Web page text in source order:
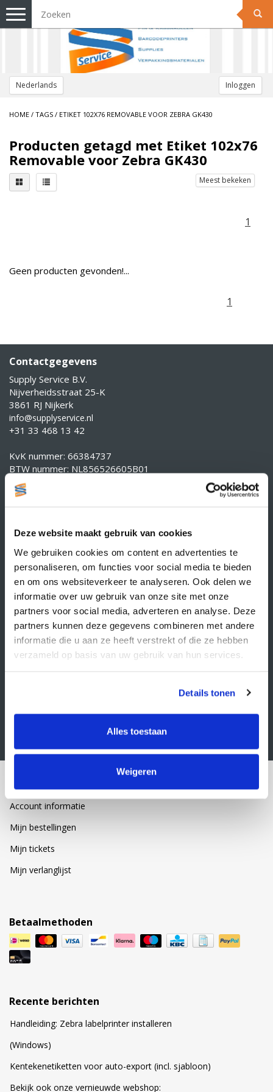
Deze website maakt gebruik van cookies
We gebruiken cookies om content en advertenties te
personaliseren, om functies voor social media te bieden
en om ons websiteverkeer te analyseren. Ook delen we
informatie over uw gebruik van onze site met onze
partners voor social media, adverteren en analyse. Deze
partners kunnen deze gegevens combineren met andere
informatie die u aan ze heeft verstrekt of die ze hebben
verzameld op basis van uw gebruik van hun services.
Details tonen
Alles toestaan
Weigeren
Nederlands Inloggen
Toggle
navigation
HOME / TAGS / ETIKET 102X76 REMOVABLE VOOR ZEBRA GK430
Producten getagd met Etiket 102x76
Removable voor Zebra GK430
Meest bekeken
1
Geen producten gevonden!...
1
Contactgegevens
Supply Service B.V.
Nijverheidsstraat 25-K
3861 RJ Nijkerk
info@supplyservice.nl
+31 33 468 13 42
KvK nummer: 66384737
BTW nummer: NL856526605B01
Klantenservice
Over Supply Service B.V.
Veelgestelde vragen
Retourbeleid
Algemene voorwaarden
Privacy statement
Klacht indienen
Nieuwsbrief
Account informatie
Mijn bestellingen
Mijn tickets
Mijn verlanglijst
Betaalmethoden
Recente berichten
Handleiding: Zebra labelprinter installeren
(Windows)
Kentekenetiketten voor auto-export (incl. sjabloon)
Bekijk ook onze vernieuwde webshop: